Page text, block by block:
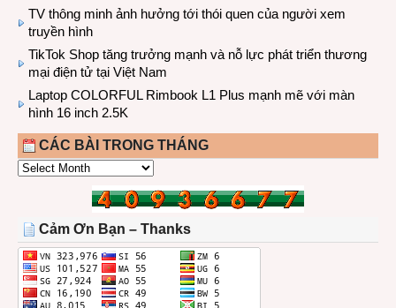
TV thông minh ảnh hưởng tới thói quen của người xem
truyền hình
TikTok Shop tăng trưởng mạnh và nỗ lực phát triển thương
mại điện tử tại Việt Nam
Laptop COLORFUL Rimbook L1 Plus mạnh mẽ với màn
hình 16 inch 2.5K
CÁC BÀI TRONG THÁNG
CÁC
THÁNG
Cảm Ơn Bạn – Thanks